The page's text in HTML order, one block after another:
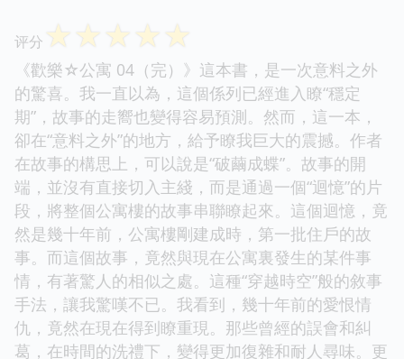
评分 ☆☆☆☆☆
《歡樂☆公寓 04（完）》這本書，是一次意料之外
的驚喜。我一直以為，這個係列已經進入瞭“穩定
期”，故事的走嚮也變得容易預測。然而，這一本，
卻在“意料之外”的地方，給予瞭我巨大的震撼。作者
在故事的構思上，可以說是“破繭成蝶”。故事的開
端，並沒有直接切入主綫，而是通過一個“迴憶”的片
段，將整個公寓樓的故事串聯瞭起來。這個迴憶，竟
然是幾十年前，公寓樓剛建成時，第一批住戶的故
事。而這個故事，竟然與現在公寓裏發生的某件事
情，有著驚人的相似之處。這種“穿越時空”般的敘事
手法，讓我驚嘆不已。我看到，幾十年前的愛恨情
仇，竟然在現在得到瞭重現。那些曾經的誤會和糾
葛，在時間的洗禮下，變得更加復雜和耐人尋味。更